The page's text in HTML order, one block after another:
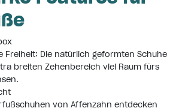
Freiheit: Die natürlich geformten Schuhe
breiten Zehenbereich viel Raum fürs
von Affenzahn entdecken